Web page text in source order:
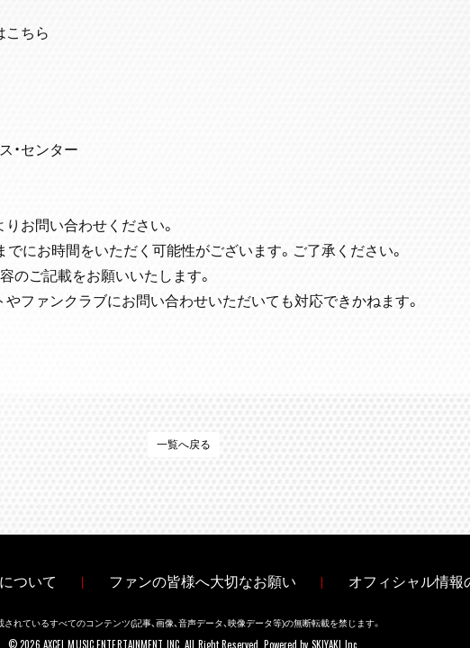
こちら
・センター
お問い合わせください。
でにお時間をいただく可能性がございます。ご了承ください。
のご記載をお願いいたします。
ファンクラブにお問い合わせいただいても対応できかねます。
一覧へ戻る
ついて ファンの皆様へ大切なお願い オフィシャル情報
されているすべてのコンテンツ(記事、画像、音声データ、映像データ等)の無断転載を禁じます。
© 2026 AXCEL MUSIC ENTERTAINMENT INC. All Right Reserved. Powered by SKIYAKI Inc.